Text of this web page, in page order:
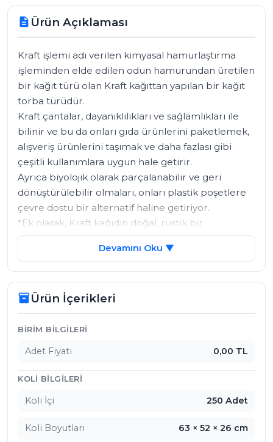
description Ürün Açıklaması
Kraft işlemi adı verilen kimyasal hamurlaştırma
işleminden elde edilen odun hamurundan üretilen
bir kağıt türü olan Kraft kağıttan yapılan bir kağıt
torba türüdür.
Kraft çantalar, dayanıklılıkları ve sağlamlıkları ile
bilinir ve bu da onları gıda ürünlerini paketlemek,
alışveriş ürünlerini taşımak ve daha fazlası gibi
çeşitli kullanımlara uygun hale getirir.
Ayrıca biyolojik olarak parçalanabilir ve geri
dönüştürülebilir olmaları, onları plastik poşetlere
çevre dostu bir alternatif haline getiriyor.
*Ek olarak, Kraft kağıdın doğal, rustik bir
görünümü vardır ve bu da onu doğal veya organik
hissi veren ürünlerin ambalajlanması için
Devamını Oku ▼
inventory_2Ürün İçerikleri
Ürün İçerikleri
BIRIM BILGILERI
Adet Fiyatı 0,00 TL
KOLI BILGILERI
Koli İçi 250 Adet
Koli Boyutları 63 × 52 × 26 cm